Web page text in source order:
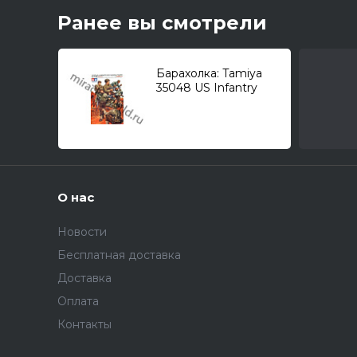
Ранее вы смотрели
Барахолка: Tamiya
35048 US Infantry
О нас
Новости
Бесплатная доставка
Доставка
Оплата
Контакты